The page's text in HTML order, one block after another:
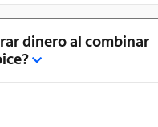
dinero al combinar